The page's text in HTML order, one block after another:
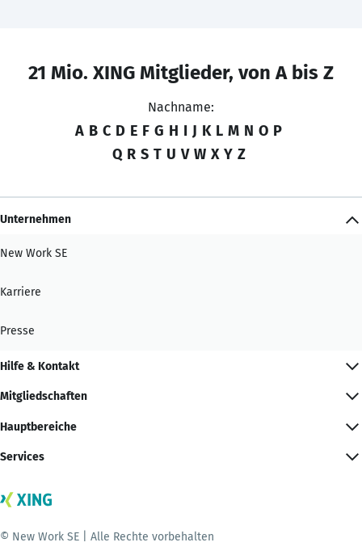
21 Mio. XING Mitglieder, von A bis Z
Nachname:
A B C D E F G H I J K L M N O P
Q R S T U V W X Y Z
Unternehmen
New Work SE
Karriere
Presse
Hilfe & Kontakt
Mitgliedschaften
Hauptbereiche
Services
© New Work SE | Alle Rechte vorbehalten